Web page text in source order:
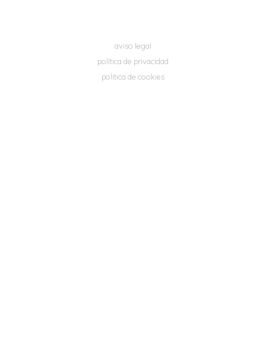
aviso legal
política de privacidad
política de cookies